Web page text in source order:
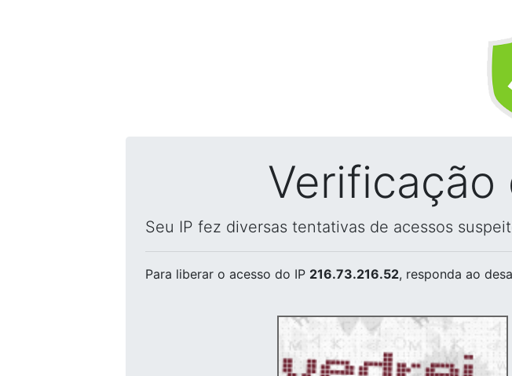
Verificação
Seu IP fez diversas tentativas de acessos
Para liberar o acesso do IP 216.73.216.52, responda ao